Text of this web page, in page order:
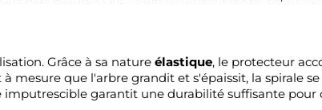
Grâce à sa nature élastique, le protecteur
mesure que l'arbre grandit et s'épaissit, la spirale
garantit une durabilité suffisante pour